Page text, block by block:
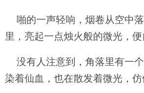
啪的一声轻响，烟卷从空中
里，亮起一点烛火般的微光，便
没有人注意到，角落里有一
染着仙血，也在散发着微光，仿